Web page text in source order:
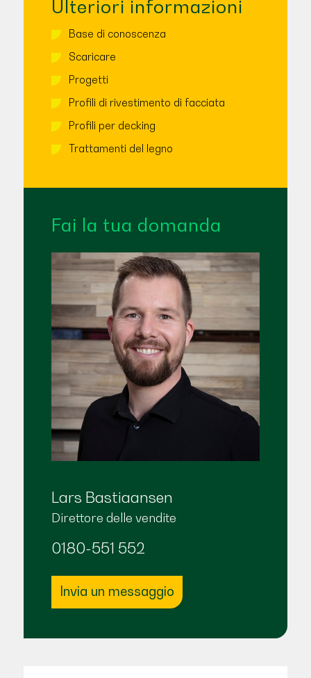
Ulteriori informazioni
Base di conoscenza
Scaricare
Progetti
Profili di rivestimento di facciata
Profili per decking
Trattamenti del legno
Fai la tua domanda
Lars Bastiaansen
Direttore delle vendite
0180-551 552
Invia un messaggio